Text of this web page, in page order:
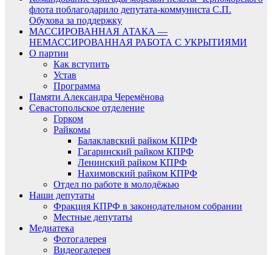
флота поблагодарило депутата-коммуниста С.П.
Обухова за поддержку
МАССИРОВАННАЯ АТАКА —
НЕМАССИРОВАННАЯ РАБОТА С УКРЫТИЯМИ
О партии
Как вступить
Устав
Программа
Памяти Александра Черемёнова
Севастопольское отделение
Горком
Райкомы
Балаклавский райком КПРФ
Гагаринский райком КПРФ
Ленинский райком КПРФ
Нахимовский райком КПРФ
Отдел по работе в молодёжью
Наши депутаты
Фракция КПРФ в законодательном собрании
Местные депутаты
Медиатека
Фотогалерея
Видеогалерея